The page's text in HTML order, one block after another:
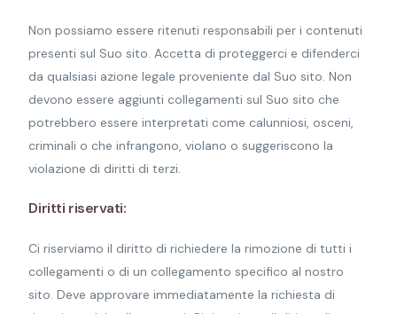
Non possiamo essere ritenuti responsabili per i contenuti
presenti sul Suo sito. Accetta di proteggerci e difenderci
da qualsiasi azione legale proveniente dal Suo sito. Non
devono essere aggiunti collegamenti sul Suo sito che
potrebbero essere interpretati come calunniosi, osceni,
criminali o che infrangono, violano o suggeriscono la
violazione di diritti di terzi.
Diritti riservati:
Ci riserviamo il diritto di richiedere la rimozione di tutti i
collegamenti o di un collegamento specifico al nostro
sito. Deve approvare immediatamente la richiesta di